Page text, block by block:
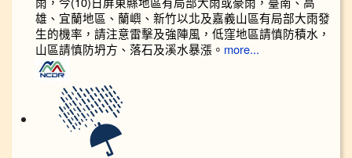
雄、宜蘭地區、蘭嶼、新竹以北及嘉義山區有局部大雨發
生的機率，請注意雷擊及強陣風，低窪地區請慎防積水，
山區請慎防坍方、落石及溪水暴漲。 more...